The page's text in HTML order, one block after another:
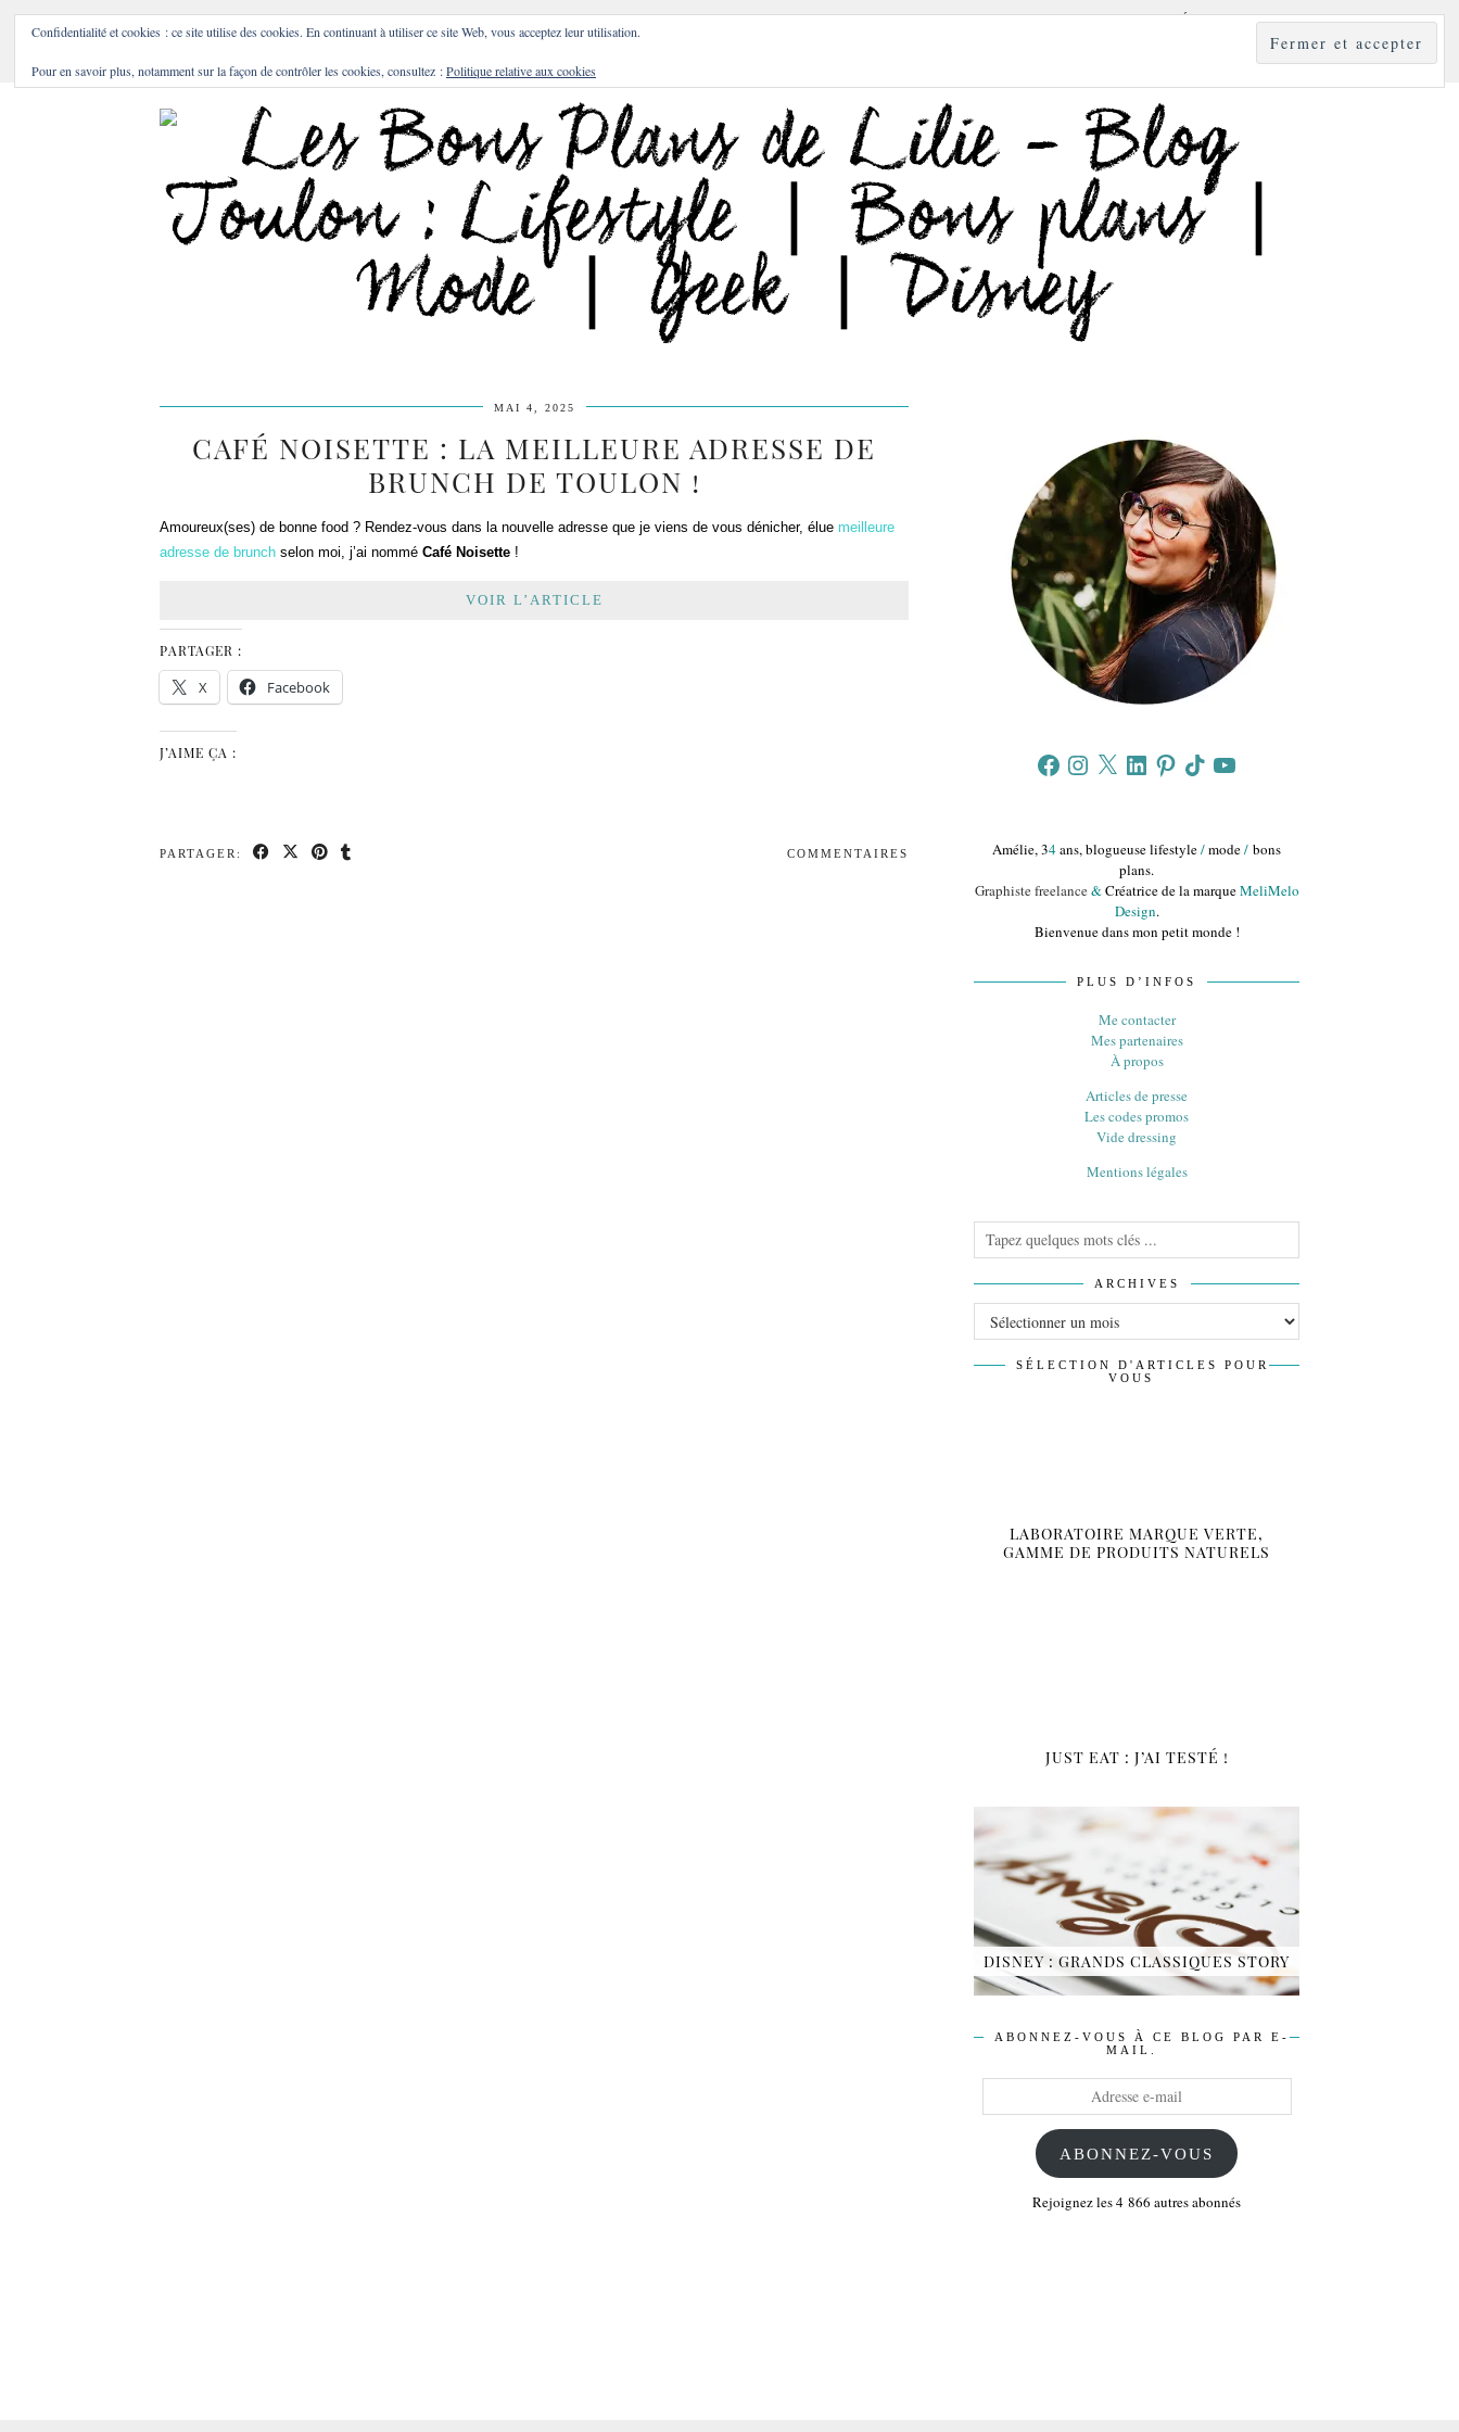
MAI 4, 2025
CAFÉ NOISETTE : LA MEILLEURE ADRESSE DE
BRUNCH DE TOULON !
Amoureux(ses) de bonne food ? Rendez-vous dans la nouvelle adresse que je viens de vous dénicher, élue meilleure
adresse de brunch selon moi, j’ai nommé Café Noisette !
VOIR L’ARTICLE
PARTAGER :
X Facebook
J’AIME ÇA :
PARTAGER: COMMENTAIRES
FacebookInstagram
X LinkedInPinterestTikTokYouTube
Amélie, 34ans, blogueuse lifestyle/mode/ bons
plans.
Graphiste freelance&Créatrice de la marqueMeliMelo
Design.
Bienvenue dans mon petit monde !
PLUS D’INFOS
Me contacter
Mes partenaires
À propos
Articles de presse
Les codes promos
Vide dressing
Mentions légales
ARCHIVES
SÉLECTION D'ARTICLES POUR
VOUS
LABORATOIRE MARQUE VERTE,
GAMME DE PRODUITS NATURELS
JUST EAT : J’AI TESTÉ !
DISNEY : GRANDS CLASSIQUES STORY
ABONNEZ-VOUS À CE BLOG PAR E-
MAIL.
ABONNEZ-VOUS
Rejoignez les 4 866 autres abonnés
Confidentialité et cookies : ce site utilise des cookies. En continuant à utiliser ce site Web, vous acceptez leur utilisation.
Pour en savoir plus, notamment sur la façon de contrôler les cookies, consultez :Politique relative aux cookies